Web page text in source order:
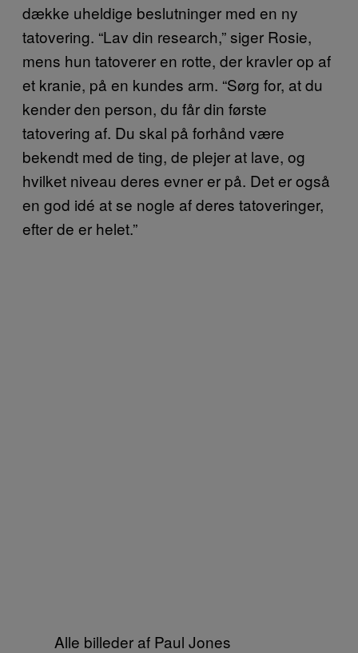
dække uheldige beslutninger med en ny
tatovering. “Lav din research,” siger Rosie,
mens hun tatoverer en rotte, der kravler op af
et kranie, på en kundes arm. “Sørg for, at du
kender den person, du får din første
tatovering af. Du skal på forhånd være
bekendt med de ting, de plejer at lave, og
hvilket niveau deres evner er på. Det er også
en god idé at se nogle af deres tatoveringer,
efter de er helet.”
Alle billeder af Paul Jones